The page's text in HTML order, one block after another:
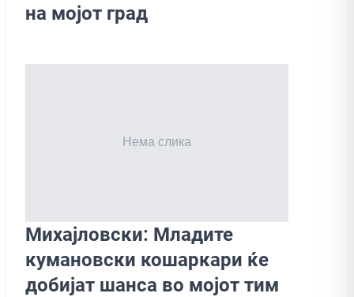
на мојот град
Михајловски: Младите
кумановски кошаркари ќе
добијат шанса во мојoт тим